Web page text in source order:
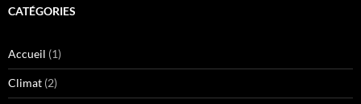
CATÉGORIES
Accueil (1)
Climat (2)